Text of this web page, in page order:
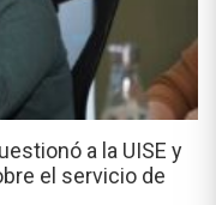
a la UISE y
el servicio de